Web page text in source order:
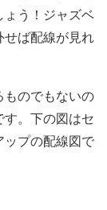
ょう！ジャズベ
せば配線が見れ
ものでもないの
す。下の図はセ
ップの配線図で